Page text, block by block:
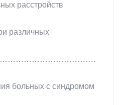
расстройств
различных
больных с синдромом